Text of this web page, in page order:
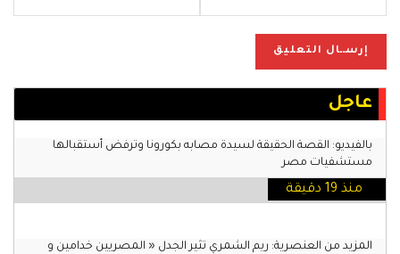
عاجل
بالفيديو: القصة الحقيقة لسيدة مصابه بكورونا وترفض أستقبالها
مستشفيات مصر
منذ 19 دقيقة
المزيد من العنصرية: ريم الشمري تثير الجدل « المصريين خدامين و